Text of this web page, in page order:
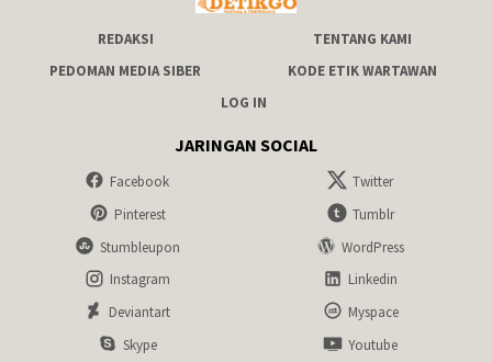
REDAKSI
TENTANG KAMI
PEDOMAN MEDIA SIBER
KODE ETIK WARTAWAN
LOG IN
JARINGAN SOCIAL
Facebook
Twitter
Pinterest
Tumblr
Stumbleupon
WordPress
Instagram
Linkedin
Deviantart
Myspace
Skype
Youtube